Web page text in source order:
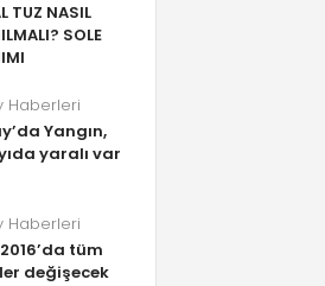
TUZ NASIL
SOLE
Haberleri
Yangın,
yaralı var
Haberleri
tüm
değişecek